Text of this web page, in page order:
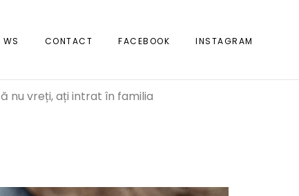
WS CONTACT FACEBOOK INSTAGRAM
nu vreți, ați intrat în familia